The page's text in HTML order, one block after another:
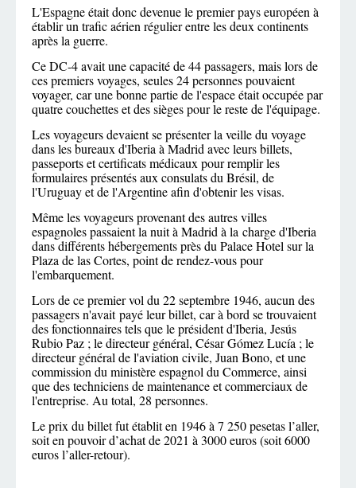
L'Espagne était donc devenue le premier pays européen à
établir un trafic aérien régulier entre les deux continents
après la guerre.
Ce DC-4 avait une capacité de 44 passagers, mais lors de
ces premiers voyages, seules 24 personnes pouvaient
voyager, car une bonne partie de l'espace était occupée par
quatre couchettes et des sièges pour le reste de l'équipage.
Les voyageurs devaient se présenter la veille du voyage
dans les bureaux d'Iberia à Madrid avec leurs billets,
passeports et certificats médicaux pour remplir les
formulaires présentés aux consulats du Brésil, de
l'Uruguay et de l'Argentine afin d'obtenir les visas.
Même les voyageurs provenant des autres villes
espagnoles passaient la nuit à Madrid à la charge d'Iberia
dans différents hébergements près du Palace Hotel sur la
Plaza de las Cortes, point de rendez-vous pour
l'embarquement.
Lors de ce premier vol du 22 septembre 1946, aucun des
passagers n'avait payé leur billet, car à bord se trouvaient
des fonctionnaires tels que le président d'Iberia, Jesús
Rubio Paz ; le directeur général, César Gómez Lucía ; le
directeur général de l'aviation civile, Juan Bono, et une
commission du ministère espagnol du Commerce, ainsi
que des techniciens de maintenance et commerciaux de
l'entreprise. Au total, 28 personnes.
Le prix du billet fut établit en 1946 à 7 250 pesetas l’aller,
soit en pouvoir d’achat de 2021 à 3000 euros (soit 6000
euros l’aller-retour).